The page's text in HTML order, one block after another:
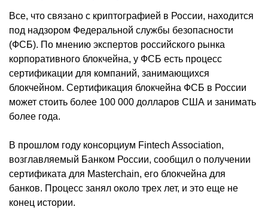
Все, что связано с криптографией в России, находится
под надзором Федеральной службы безопасности
(ФСБ). По мнению экспертов российского рынка
корпоративного блокчейна, у ФСБ есть процесс
сертификации для компаний, занимающихся
блокчейном. Сертификация блокчейна ФСБ в России
может стоить более 100 000 долларов США и занимать
более года.
В прошлом году консорциум Fintech Association,
возглавляемый Банком России, сообщил о получении
сертификата для Masterchain, его блокчейна для
банков. Процесс занял около трех лет, и это еще не
конец истории.